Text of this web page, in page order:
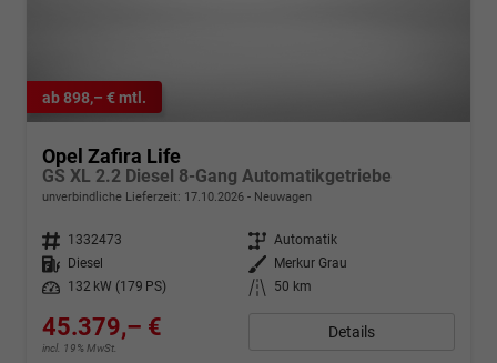
ab 898,– € mtl.
Opel Zafira Life
GS XL 2.2 Diesel 8-Gang Automatikgetriebe
unverbindliche Lieferzeit: 17.10.2026 Neuwagen
Fahrzeugnr. 1332473 Getriebe Automatik
Kraftstoff
Diesel Außenfarbe
Merkur Grau
Leistung
132 kW (179 PS) Kilometerstand 50 km
45.379,– €
incl. 19% MwSt.
Details